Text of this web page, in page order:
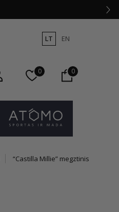
LT EN
0 0
“Castilla Millie” megztinis